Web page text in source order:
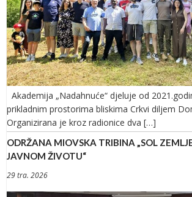
Akademija „Nadahnuće“ djeluje od
prikladnim prostorima bliskima Crkvi diljem
Organizirana je kroz radionice dva […]
ODRŽANA MIOVSKA TRIBINA „SOL
JAVNOM ŽIVOTU“
29 tra. 2026